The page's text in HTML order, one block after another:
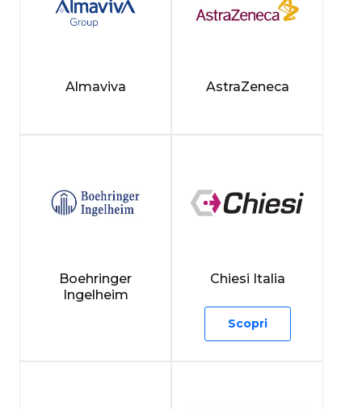
Almaviva AstraZeneca
Boehringer
Ingelheim
Chiesi Italia
Scopri